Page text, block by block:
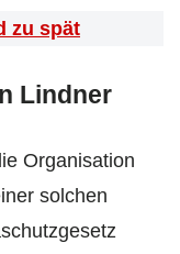
zu spät
Lindner
Organisation
solchen